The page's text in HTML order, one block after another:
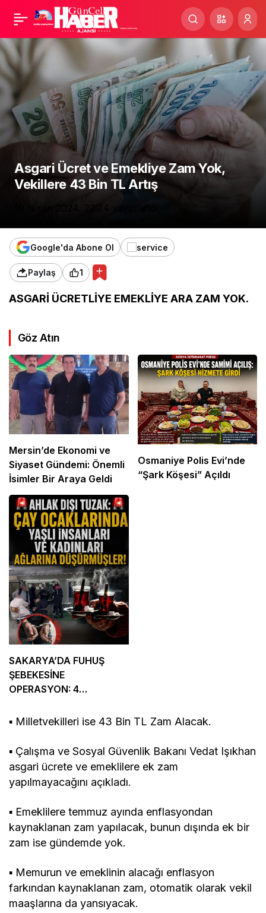
Asgari Ücret ve Emekliye Zam Yok,
Vekillere 43 Bin TL Artış
Google'da Abone Ol
Paylaş 1
ASGARİ ÜCRETLİYE EMEKLİYE ARA ZAM YOK.
Göz Atın
Mersin’de Ekonomi ve
Siyaset Gündemi: Önemli
İsimler Bir Araya Geldi
Osmaniye Polis Evi’nde
“Şark Köşesi” Açıldı
SAKARYA’DA FUHUŞ
ŞEBEKESİNE
OPERASYON: 4
▪ Milletvekilleri ise 43 Bin TL Zam Alacak.
▪ Çalışma ve Sosyal Güvenlik Bakanı Vedat Işıkhan
asgari ücrete ve emeklilere ek zam
yapılmayacağını açıkladı.
▪ Emeklilere temmuz ayında enflasyondan
kaynaklanan zam yapılacak, bunun dışında ek bir
zam ise gündemde yok.
▪ Memurun ve emeklinin alacağı enflasyon
farkından kaynaklanan zam, otomatik olarak vekil
maaşlarına da yansıyacak.
Kırmızı Orman
Karıncalarıyla Biyolojik
Mücadelesi…
Paylaş